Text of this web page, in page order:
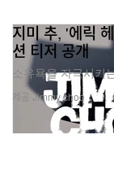
지미 추, '에릭
션 티저 공개
소유욕을 자극시키
제공 Jimmy choo